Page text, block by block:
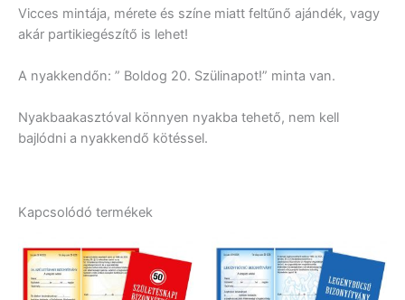
Vicces mintája, mérete és színe miatt feltűnő ajándék, vagy
akár partikiegészítő is lehet!
A nyakkendőn: ” Boldog 20. Szülinapot!” minta van.
Nyakbaakasztóval könnyen nyakba tehető, nem kell
bajlódni a nyakkendő kötéssel.
Kapcsolódó termékek